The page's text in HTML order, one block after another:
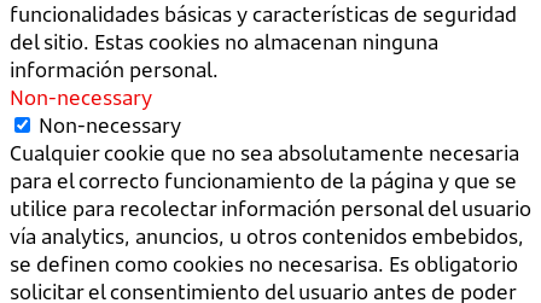
funcionalidades básicas y características de seguridad
del sitio. Estas cookies no almacenan ninguna
información personal.
Non-necessary
Non-necessary
Cualquier cookie que no sea absolutamente necesaria
para el correcto funcionamiento de la página y que se
utilice para recolectar información personal del usuario
vía analytics, anuncios, u otros contenidos embebidos,
se definen como cookies no necesarisa. Es obligatorio
solicitar el consentimiento del usuario antes de poder